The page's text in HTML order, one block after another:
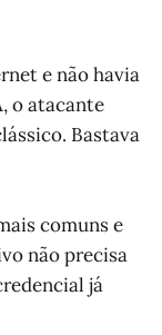
e não havia
o atacante
Bastava
comuns e
não precisa
já